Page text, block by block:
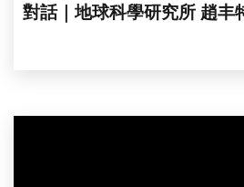
對話｜地球科學研究所 趙丰